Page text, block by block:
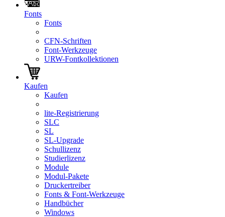
Fonts
Fonts
CFN-Schriften
Font-Werkzeuge
URW-Fontkollektionen
Kaufen
Kaufen
lite-Registrierung
SLC
SL
SL-Upgrade
Schullizenz
Studierlizenz
Module
Modul-Pakete
Druckertreiber
Fonts & Font-Werkzeuge
Handbücher
Windows